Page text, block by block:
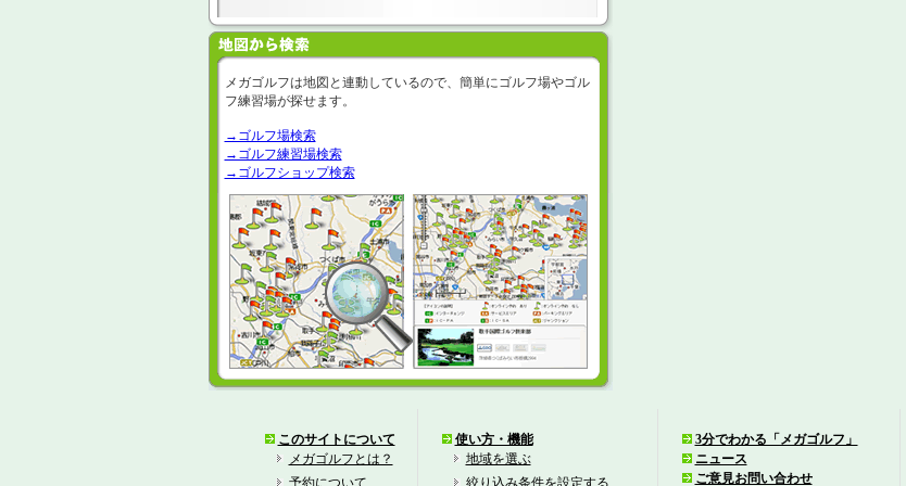
メガゴルフは地図と連動しているので、簡単にゴルフ場やゴル
フ練習場が探せます。
→ゴルフ場検索
→ゴルフ練習場検索
→ゴルフショップ検索
このサイトについて
メガゴルフとは？
予約について
使い方・機能
地域を選ぶ
絞り込み条件を設定する
3分でわかる「メガゴルフ」
ニュース
ご意見お問い合わせ